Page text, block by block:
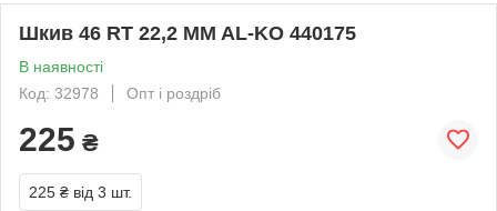
Шкив 46 RT 22,2 MM AL-KO 440175
В наявності
Код: 32978
Опт і роздріб
225 ₴
225 ₴ від 3 шт.